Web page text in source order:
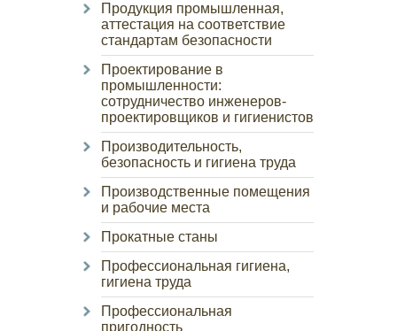
Продукция промышленная,
аттестация на соответствие
стандартам безопасности
Проектирование в
промышленности:
сотрудничество инженеров-
проектировщиков и гигиенистов
Производительность,
безопасность и гигиена труда
Производственные помещения
и рабочие места
Прокатные станы
Профессиональная гигиена,
гигиена труда
Профессиональная
пригодность